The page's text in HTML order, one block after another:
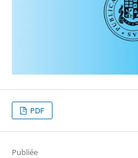
PDF
Publiée